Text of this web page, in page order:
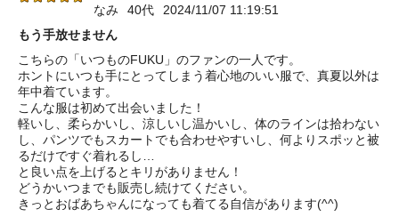
なみ 40代
2024/11/07 11:19:51
もう手放せません
こちらの「いつものFUKU」のファンの一人です。
ホントにいつも手にとってしまう着心地のいい服で、真夏以外は
年中着ています。
こんな服は初めて出会いました！
軽いし、柔らかいし、涼しいし温かいし、体のラインは拾わない
し、パンツでもスカートでも合わせやすいし、何よりスポッと被
るだけですぐ着れるし…
と良い点を上げるとキリがありません！
どうかいつまでも販売し続けてください。
きっとおばあちゃんになっても着てる自信があります(^^)